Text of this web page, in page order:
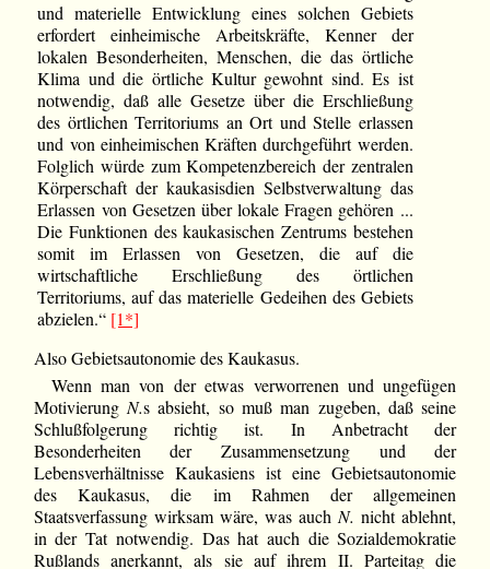
und materielle Entwicklung eines solchen Gebiets
erfordert einheimische Arbeitskräfte, Kenner der
lokalen Besonderheiten, Menschen, die das örtliche
Klima und die örtliche Kultur gewohnt sind. Es ist
notwendig, daß alle Gesetze über die Erschließung
des örtlichen Territoriums an Ort und Stelle erlassen
und von einheimischen Kräften durchgeführt werden.
Folglich würde zum Kompetenzbereich der zentralen
Körperschaft der kaukasisdien Selbstverwaltung das
Erlassen von Gesetzen über lokale Fragen gehören ...
Die Funktionen des kaukasischen Zentrums bestehen
somit im Erlassen von Gesetzen, die auf die
wirtschaftliche Erschließung des örtlichen
Territoriums, auf das materielle Gedeihen des Gebiets
abzielen.“ [1*]
Also Gebietsautonomie des Kaukasus.
Wenn man von der etwas verworrenen und ungefügen
MotivierungN.s absieht, so muß man zugeben, daß seine
Schlußfolgerung richtig ist. In Anbetracht der
Besonderheiten der Zusammensetzung und der
Lebensverhältnisse Kaukasiens ist eine Gebietsautonomie
des Kaukasus, die im Rahmen der allgemeinen
Staatsverfassung wirksam wäre, was auchN. nicht ablehnt,
in der Tat notwendig. Das hat auch die Sozialdemokratie
Rußlands anerkannt, als sie auf ihrem II. Parteitag die